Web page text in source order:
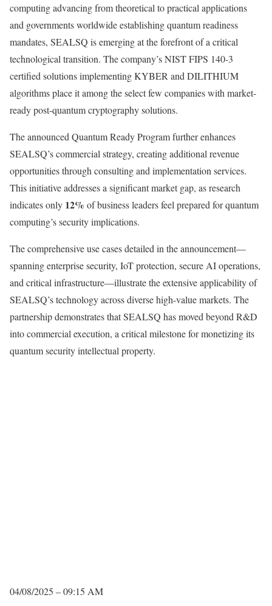
computing advancing from theoretical to practical applications
and governments worldwide establishing quantum readiness
mandates, SEALSQ is emerging at the forefront of a critical
technological transition. The company’s NIST FIPS 140-3
certified solutions implementing KYBER and DILITHIUM
algorithms place it among the select few companies with market-
ready post-quantum cryptography solutions.
The announced Quantum Ready Program further enhances
SEALSQ’s commercial strategy, creating additional revenue
opportunities through consulting and implementation services.
This initiative addresses a significant market gap, as research
indicates only 12% of business leaders feel prepared for quantum
computing’s security implications.
The comprehensive use cases detailed in the announcement—
spanning enterprise security, IoT protection, secure AI operations,
and critical infrastructure—illustrate the extensive applicability of
SEALSQ’s technology across diverse high-value markets. The
partnership demonstrates that SEALSQ has moved beyond R&D
into commercial execution, a critical milestone for monetizing its
quantum security intellectual property.
04/08/2025 – 09:15 AM